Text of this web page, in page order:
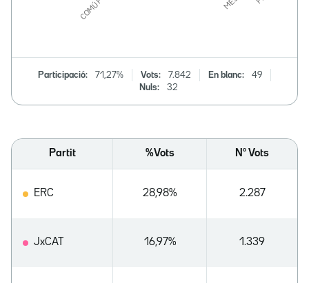
Participació: 71,27% Vots: 7.842 En blanc:
49
Nuls:
32
Partit %Vots Nº Vots
ERC 28,98% 2.287
JxCAT 16,97% 1.339